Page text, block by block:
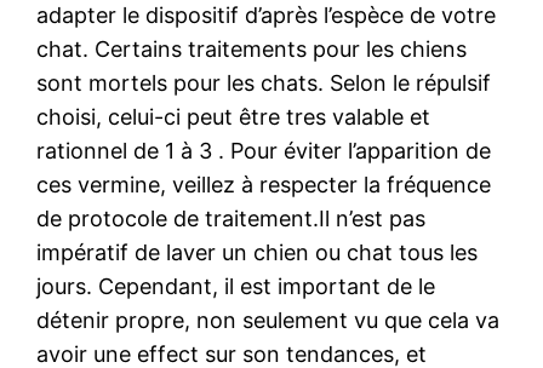
adapter le dispositif d’après l’espèce de votre
chat. Certains traitements pour les chiens
sont mortels pour les chats. Selon le répulsif
choisi, celui-ci peut être tres valable et
rationnel de 1 à 3 . Pour éviter l’apparition de
ces vermine, veillez à respecter la fréquence
de protocole de traitement.Il n’est pas
impératif de laver un chien ou chat tous les
jours. Cependant, il est important de le
détenir propre, non seulement vu que cela va
avoir une effect sur son tendances, et